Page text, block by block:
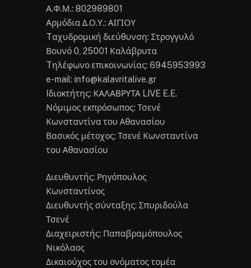
Α.Φ.Μ.: 802989801
Αρμόδια Δ.Ο.Υ.: ΑΙΓΙΟΥ
Tαχυδρομική διεύθυνση: Στρογγυλό
Βουνό 0, 25001 Καλάβρυτα
Tηλέφωνο επικοινωνίας: 6945953993
e-mail: info@kalavritalive.gr
Iδιοκτήτης: ΚΑΛΑΒΡΥΤΑ LIVE E.E.
Νόμιμος εκπρόσωπος: Τσενέ
Κωνσταντίνα του Αθανασίου
Βασικός μέτοχος: Τσενέ Κωνσταντίνα
του Αθανασίου
Διευθυντής: Ρηγόπουλος
Κωνσταντίνος
Διευθυντής σύνταξης: Σπυριδούλα
Τσενέ
Διαχειριστής: Παπαβραμόπουλος
Νικόλαος
Δικαιούχος του ονόματος τομέα